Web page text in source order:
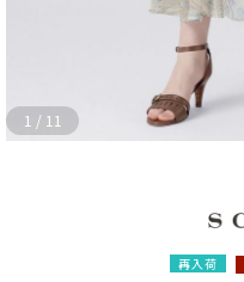
1 / 11
再入荷